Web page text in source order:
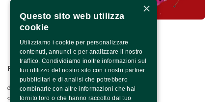
PER INFO E CONTATTI:
Via Francesco Albergamo, 4 - 82100 Benevento
0824.1901208 / +39 371 1318590
×
Questo sito web utilizza
cookie
Utilizziamo i cookie per personalizzare
contenuti, annunci e per analizzare il nostro
traffico. Condividiamo inoltre informazioni sul
tuo utilizzo del nostro sito con i nostri partner
pubblicitari e di analisi che potrebbero
combinarle con altre informazioni che hai
fornito loro o che hanno raccolto dal tuo